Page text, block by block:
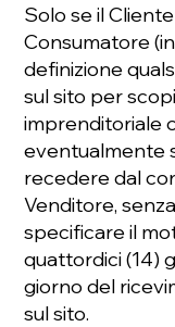
Solo se il
Consumatore
definizione
sul sito per
imprenditoriale
eventualmente
recedere dal
Venditore,
specificare il
quattordici (14)
giorno del
sul sito.